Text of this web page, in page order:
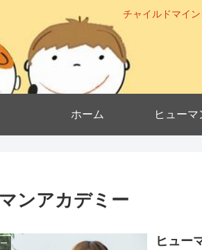
チャイルドマイ
ホーム ヒュー
ンアカデミー
ヒュー